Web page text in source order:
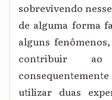
sobrevivendo
de alguma forma
alguns
contribuir
utilizar duas